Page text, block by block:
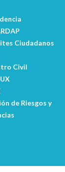
Ciudadanos
Civil
de Riesgos y